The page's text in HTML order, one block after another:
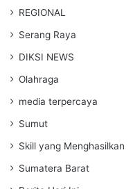
REGIONAL
Serang Raya
DIKSI NEWS
Olahraga
media terpercaya
Sumut
Skill yang Menghasilkan
Sumatera Barat